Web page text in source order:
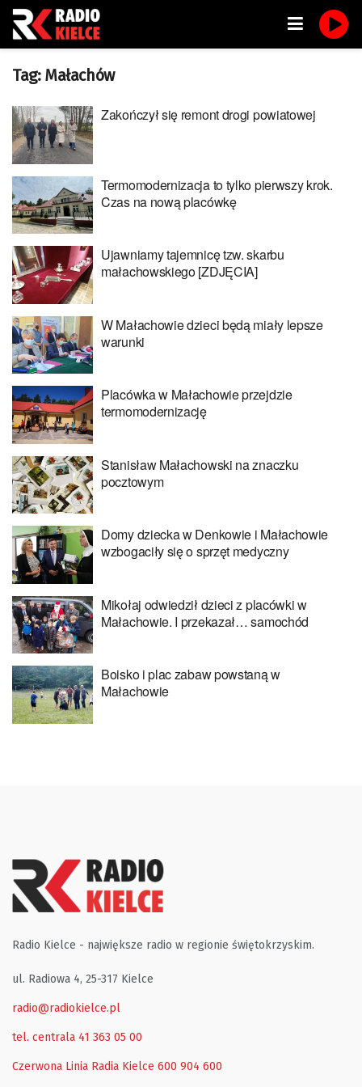
Tag: Małachów
Zakończył się remont drogi powiatowej
Termomodernizacja to tylko pierwszy krok.
Czas na nową placówkę
Ujawniamy tajemnicę tzw. skarbu
małachowskiego [ZDJĘCIA]
W Małachowie dzieci będą miały lepsze
warunki
Placówka w Małachowie przejdzie
termomodernizację
Stanisław Małachowski na znaczku
pocztowym
Domy dziecka w Denkowie i Małachowie
wzbogaciły się o sprzęt medyczny
Mikołaj odwiedził dzieci z placówki w
Małachowie. I przekazał… samochód
Boisko i plac zabaw powstaną w
Małachowie
Radio Kielce - największe radio w regionie świętokrzyskim.
ul. Radiowa 4, 25-317 Kielce
radio@radiokielce.pl
tel. centrala 41 363 05 00
Czerwona Linia Radia Kielce 600 904 600